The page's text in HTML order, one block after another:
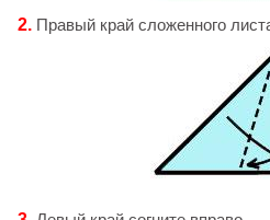
2. Правый край сложенного